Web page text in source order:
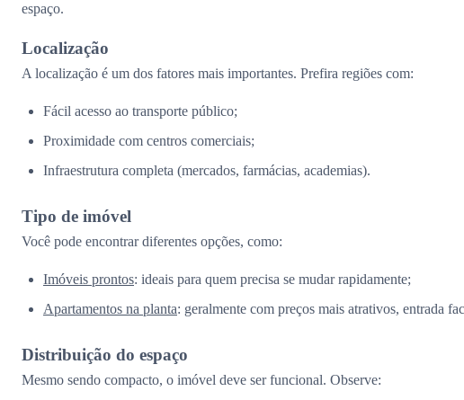
espaço.
Localização
A localização é um dos fatores mais importantes. Prefira regiões com:
Fácil acesso ao transporte público;
Proximidade com centros comerciais;
Infraestrutura completa (mercados, farmácias, academias).
Tipo de imóvel
Você pode encontrar diferentes opções, como:
Imóveis prontos: ideais para quem precisa se mudar rapidamente;
Apartamentos na planta: geralmente com preços mais atrativos, entrada
Distribuição do espaço
Mesmo sendo compacto, o imóvel deve ser funcional. Observe: